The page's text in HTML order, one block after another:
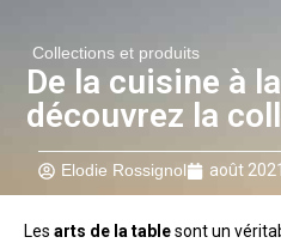
Collections et produits
De la cuisine à
découvrez la
Elodie Rossignol août 2021
Les arts de la tablesont un